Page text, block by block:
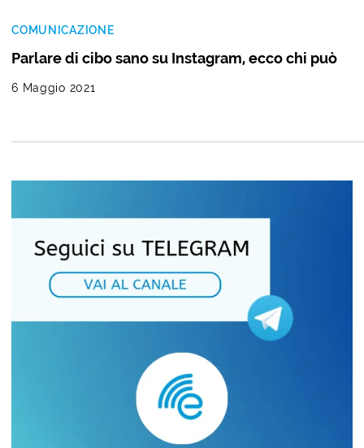
COMUNICAZIONE
Parlare di cibo sano su Instagram, ecco chi può
6 Maggio 2021